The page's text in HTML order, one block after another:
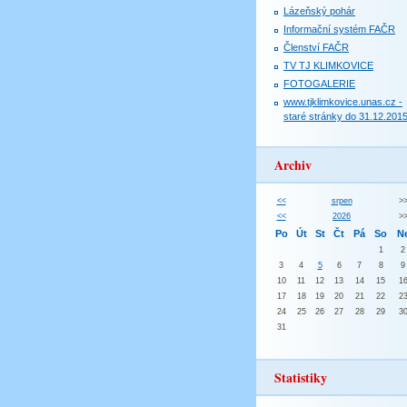
Lázeňský pohár
Informační systém FAČR
Členství FAČR
TV TJ KLIMKOVICE
FOTOGALERIE
www.tjklimkovice.unas.cz -
staré stránky do 31.12.2015
Archiv
<< srpen
>>
<<
2026 >>
Po Út St Čt Pá So
1
2
3
4 5 6 7 8
9
10
11 12 13 14 15
16
17
18 19 20 21 22
23
24
25 26 27 28 29
30
31
Statistiky